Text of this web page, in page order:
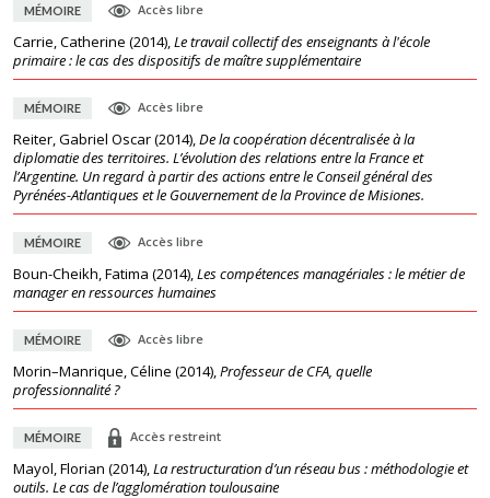
MÉMOIRE Accès libre
Carrie, Catherine (2014),Le travail collectif des enseignants à l'école
primaire : le cas des dispositifs de maître supplémentaire
MÉMOIRE Accès libre
Reiter, Gabriel Oscar(2014),De la coopération décentralisée à la
diplomatie des territoires. L’évolution des relations entre la France et
l’Argentine. Un regard à partir des actions entre le Conseil général des
Pyrénées-Atlantiques et le Gouvernement de la Province de Misiones.
MÉMOIRE Accès libre
Boun-Cheikh, Fatima (2014),Les compétences managériales : le métier de
manager en ressources humaines
MÉMOIRE Accès libre
Morin–Manrique, Céline (2014),Professeur de CFA, quelle
professionnalité ?
MÉMOIRE Accès restreint
Mayol, Florian (2014),La restructuration d’un réseau bus : méthodologie et
outils. Le cas de l’agglomération toulousaine